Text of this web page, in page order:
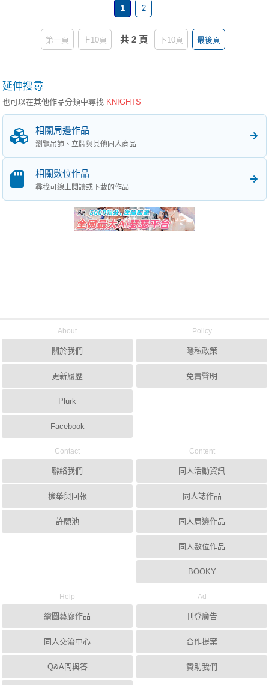
1 2
第一頁 上10頁 共 2 頁 下10頁 最後頁
延伸搜尋
也可以在其他作品分類中尋找 KNIGHTS
相關周邊作品
瀏覽吊飾、立牌與其他同人商品
相關數位作品
尋找可線上閱讀或下載的作品
About
關於我們
更新履歷
Plurk
Facebook
Policy
隱私政策
免責聲明
Contact
聯絡我們
檢舉與回報
許願池
Content
同人活動資訊
同人誌作品
同人周邊作品
同人數位作品
BOOKY
Help
繪圖藝廊作品
同人交流中心
Q&A問與答
Ad
刊登廣告
合作提案
贊助我們